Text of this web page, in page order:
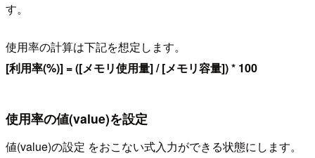
す。
使用率の計算は下記を想定します。
[利用率(%)] = ([メモリ使用量] / [メモリ容量]) * 100
使用率の値(value)を設定
値(value)の設定 をおこない式入力ができる状態にします。